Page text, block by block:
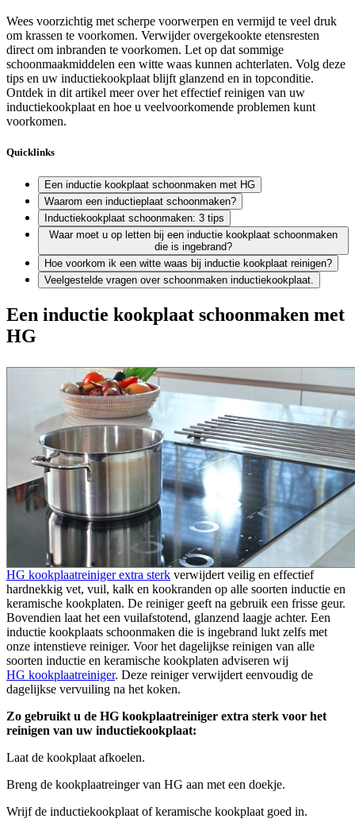
Wees voorzichtig met scherpe voorwerpen en vermijd te veel druk
om krassen te voorkomen. Verwijder overgekookte etensresten
direct om inbranden te voorkomen. Let op dat sommige
schoonmaakmiddelen een witte waas kunnen achterlaten. Volg deze
tips en uw inductiekookplaat blijft glanzend en in topconditie.
Ontdek in dit artikel meer over het effectief reinigen van uw
inductiekookplaat en hoe u veelvoorkomende problemen kunt
voorkomen.
Quicklinks
Een inductie kookplaat schoonmaken met HG
Waarom een inductieplaat schoonmaken?
Inductiekookplaat schoonmaken: 3 tips
Waar moet u op letten bij een inductie kookplaat schoonmaken
die is ingebrand?
Hoe voorkom ik een witte waas bij inductie kookplaat reinigen?
Veelgestelde vragen over schoonmaken inductiekookplaat.
Een inductie kookplaat schoonmaken met
HG
HG kookplaatreiniger extra sterk verwijdert veilig en effectief
hardnekkig vet, vuil, kalk en kookranden op alle soorten inductie en
keramische kookplaten. De reiniger geeft na gebruik een frisse geur.
Bovendien laat het een vuilafstotend, glanzend laagje achter. Een
inductie kookplaats schoonmaken die is ingebrand lukt zelfs met
onze intenstieve reiniger. Voor het dagelijkse reinigen van alle
soorten inductie en keramische kookplaten adviseren wij
HG kookplaatreiniger. Deze reiniger verwijdert eenvoudig de
dagelijkse vervuiling na het koken.
Zo gebruikt u de HG kookplaatreiniger extra sterk voor het
reinigen van uw inductiekookplaat:
Laat de kookplaat afkoelen.
Breng de kookplaatreinger van HG aan met een doekje.
Wrijf de inductiekookplaat of keramische kookplaat goed in.